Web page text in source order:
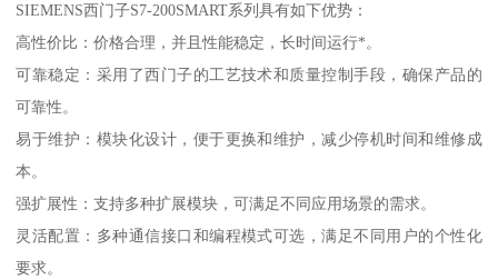
SIEMENS西门子S7-200SMART系列具有如下优势：
高性价比：价格合理，并且性能稳定，长时间运行*。
可靠稳定：采用了西门子的工艺技术和质量控制手段，确保产品的
可靠性。
易于维护：模块化设计，便于更换和维护，减少停机时间和维修成
本。
强扩展性：支持多种扩展模块，可满足不同应用场景的需求。
灵活配置：多种通信接口和编程模式可选，满足不同用户的个性化
要求。